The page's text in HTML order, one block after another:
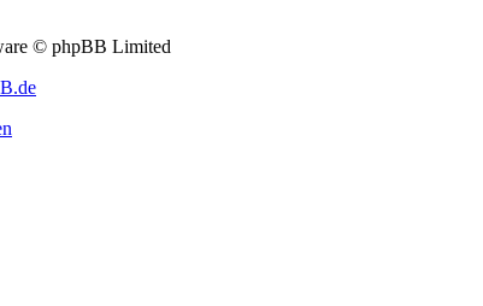
© phpBB Limited